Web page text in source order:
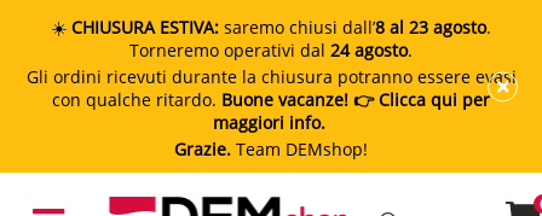
☀️ CHIUSURA ESTIVA: saremo chiusi dall’8 al 23 agosto.
Torneremo operativi dal 24 agosto.
Gli ordini ricevuti durante la chiusura potranno essere evasi
con qualche ritardo. Buone vacanze! 👉 Clicca qui per
maggiori info.
Grazie. Team DEMshop!